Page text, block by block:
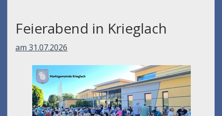
Feierabend in Krieglach
am 31.07.2026